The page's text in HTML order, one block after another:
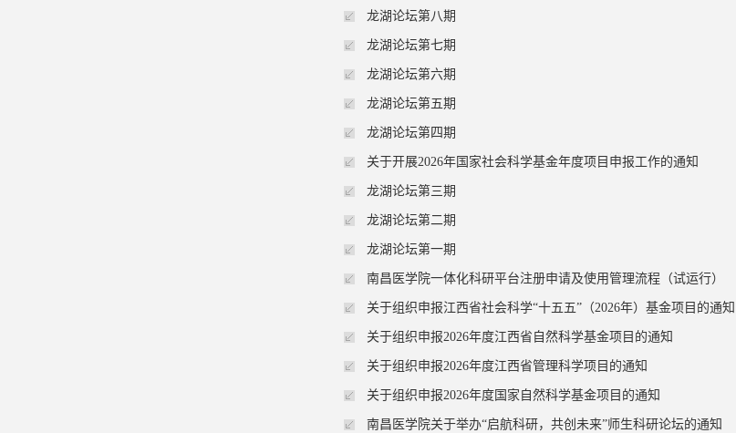
龙湖论坛第八期
龙湖论坛第七期
龙湖论坛第六期
龙湖论坛第五期
龙湖论坛第四期
关于开展2026年国家社会科学基金年度项目申报工作的通知
龙湖论坛第三期
龙湖论坛第二期
龙湖论坛第一期
南昌医学院一体化科研平台注册申请及使用管理流程（试运行）
关于组织申报江西省社会科学“十五五”（2026年）基金项目的通知
关于组织申报2026年度江西省自然科学基金项目的通知
关于组织申报2026年度江西省管理科学项目的通知
关于组织申报2026年度国家自然科学基金项目的通知
南昌医学院关于举办“启航科研，共创未来”师生科研论坛的通知